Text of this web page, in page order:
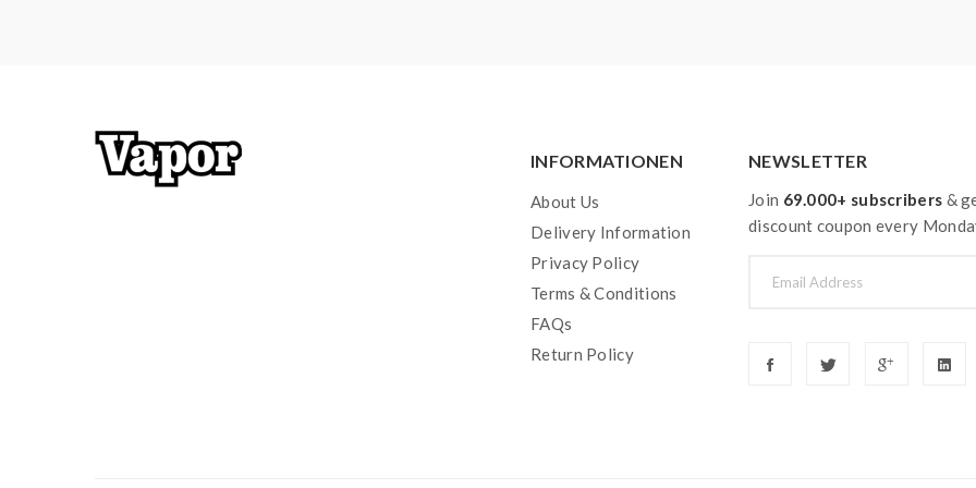
INFORMATIONEN
About Us
Delivery Information
Privacy Policy
Terms & Conditions
FAQs
Return Policy
NEWSLETTER
Join 69.000+ subscribers &
discount coupon every